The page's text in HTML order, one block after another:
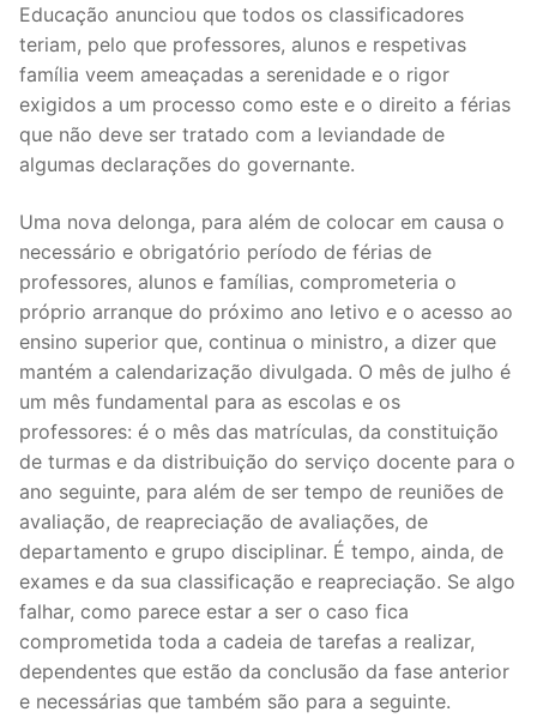
Educação anunciou que todos os classificadores
teriam, pelo que professores, alunos e respetivas
família veem ameaçadas a serenidade e o rigor
exigidos a um processo como este e o direito a férias
que não deve ser tratado com a leviandade de
algumas declarações do governante.
Uma nova delonga, para além de colocar em causa o
necessário e obrigatório período de férias de
professores, alunos e famílias, comprometeria o
próprio arranque do próximo ano letivo e o acesso ao
ensino superior que, continua o ministro, a dizer que
mantém a calendarização divulgada. O mês de julho é
um mês fundamental para as escolas e os
professores: é o mês das matrículas, da constituição
de turmas e da distribuição do serviço docente para o
ano seguinte, para além de ser tempo de reuniões de
avaliação, de reapreciação de avaliações, de
departamento e grupo disciplinar. É tempo, ainda, de
exames e da sua classificação e reapreciação. Se algo
falhar, como parece estar a ser o caso fica
comprometida toda a cadeia de tarefas a realizar,
dependentes que estão da conclusão da fase anterior
e necessárias que também são para a seguinte.